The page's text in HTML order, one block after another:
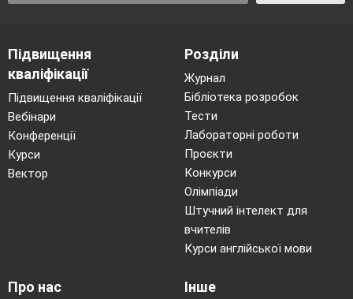
Що стало приводом до війни за незалежність ?
Які наслідки вона мала для США ? Що зумовило
прийняття Конституції ? На ці запитання ми
спробуємо знайти відповідь на сьогодні уроці .
Колонізація північної Америки у ХVІІ- XVIII
Учні опрацьовують відповідь на запитання
Про причини переселення англійців до Америки
Колоніальне суспільство, яке утворилося в
в результаті розвитку капіталізму в Англії.
Підвищення
кваліфікації
Підвищення кваліфікації
Вебінари
Конференції
Курси
Вектор
Розділи
Журнал
Бібліотека розробок
Тести
Лабораторні роботи
Проєкти
Конкурси
Олімпіади
Штучний інтелект для
вчителів
Курси англійської мови
Про нас Інше